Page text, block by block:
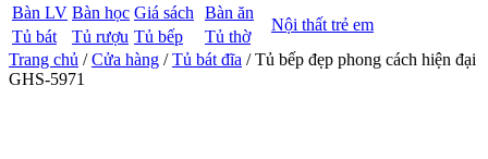
Bàn LV Bàn học Giá sách Bàn ăn
Nội thất trẻ em
Tủ bát Tủ rượu Tủ bếp
Tủ thờ
Trang chủ /Cửa hàng /Tủ bát đĩa / Tủ bếp đẹp phong cách hiện đại
GHS-5971